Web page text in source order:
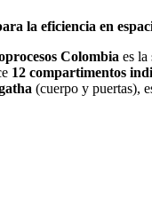
la eficiencia en
Colombia es la
12 compartimentos
(cuerpo y puertas),